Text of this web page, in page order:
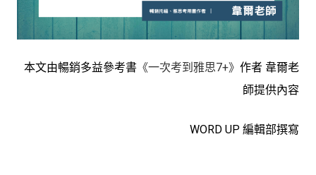
本文由暢銷多益參考書 《一次考到雅思7+》 作者 韋爾老
師提供內容
WORD UP 編輯部撰寫